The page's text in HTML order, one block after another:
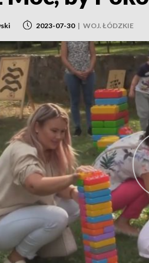
2023-07-30 | WOJ. ŁÓDZKIE